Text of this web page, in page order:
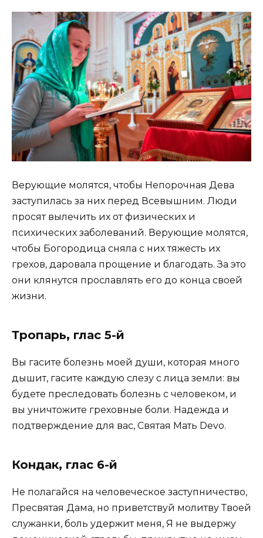
Верующие молятся, чтобы Непорочная Дева
заступилась за них перед Всевышним. Люди
просят вылечить их от физических и
психических заболеваний. Верующие молятся,
чтобы Богородица сняла с них тяжесть их
грехов, даровала прощение и благодать. За это
они клянутся прославлять его до конца своей
жизни.
Тропарь, глас 5-й
Вы гасите болезнь моей души, которая много
дышит, гасите каждую слезу с лица земли: вы
будете преследовать болезнь с человеком, и
вы уничтожите греховные боли. Надежда и
подтверждение для вас, Святая Мать Devo.
Кондак, глас 6-й
Не полагайся на человеческое заступничество,
Пресвятая Дама, но приветствуй молитву Твоей
служанки, боль удержит меня, Я не выдержу